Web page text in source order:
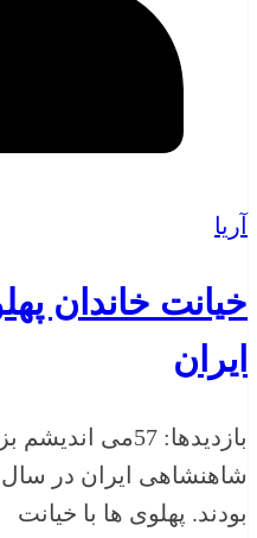
آریا
خیانت خاندان
ایران
بازدیدها: 57می
بودند. پهلوی ها با خیانت